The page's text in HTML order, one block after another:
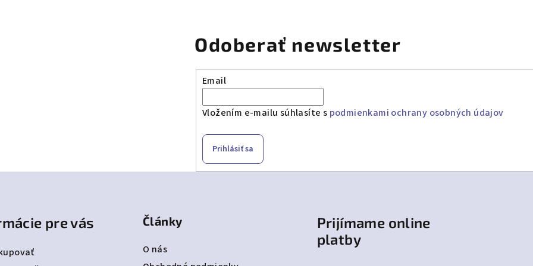
Odoberať newsletter
Email
Vložením e-mailu súhlasíte s podmienkami ochrany osobných údajov
Prihlásiť sa
pre vás Články
O nás
Prijímame online
platby